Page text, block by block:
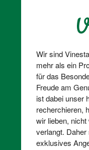
Wir sind
mehr als ein
für das
Freude am
ist dabei unser
recherchieren,
wir lieben,
verlangt.
exklusives